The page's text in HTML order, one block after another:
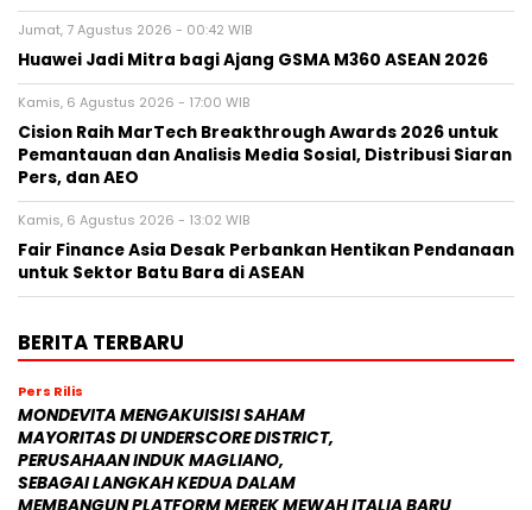
Jumat, 7 Agustus 2026 - 00:42 WIB
Huawei Jadi Mitra bagi Ajang GSMA M360 ASEAN 2026
Kamis, 6 Agustus 2026 - 17:00 WIB
Cision Raih MarTech Breakthrough Awards 2026 untuk
Pemantauan dan Analisis Media Sosial, Distribusi Siaran
Pers, dan AEO
Kamis, 6 Agustus 2026 - 13:02 WIB
Fair Finance Asia Desak Perbankan Hentikan Pendanaan
untuk Sektor Batu Bara di ASEAN
BERITA TERBARU
Pers Rilis
MONDEVITA MENGAKUISISI SAHAM
MAYORITAS DI UNDERSCORE DISTRICT,
PERUSAHAAN INDUK MAGLIANO,
SEBAGAI LANGKAH KEDUA DALAM